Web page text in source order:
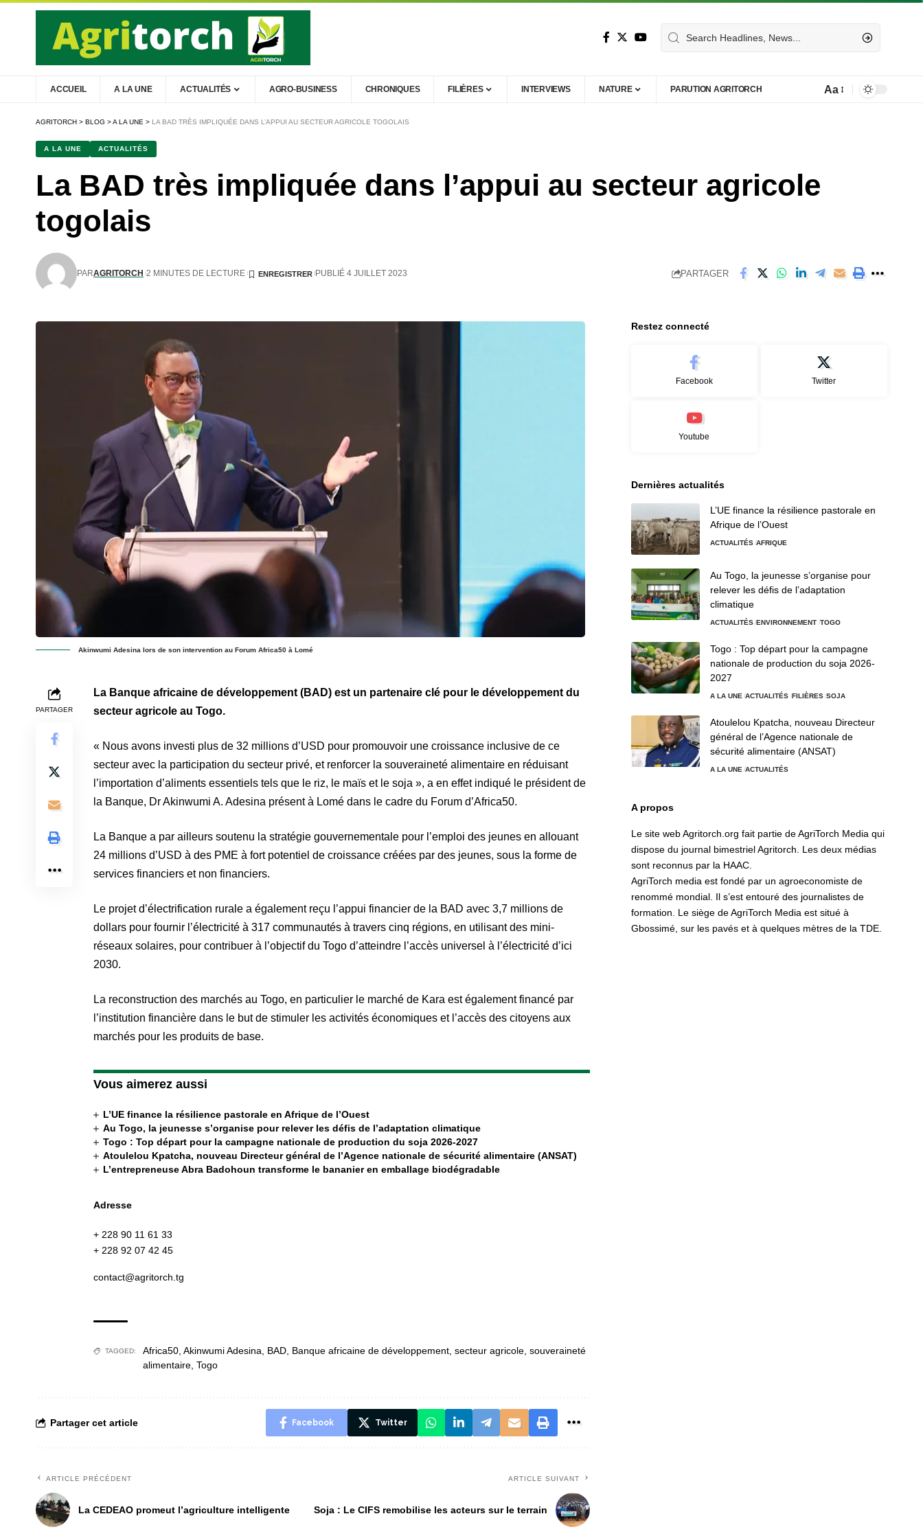
ACCUEIL A LA UNE ACTUALITÉS AGRO-BUSINESS CHRONIQUES FILIÈRES INTERVIEWS NATURE PARUTION AGRITORCH Aa
AGRITORCH > BLOG >A LA UNE > LA BAD TRÈS IMPLIQUÉE DANS L’APPUI AU SECTEUR AGRICOLE TOGOLAIS
A LA UNE ACTUALITÉS
La BAD très impliquée dans l’appui au secteur agricole
togolais
PARAGRITORCH 2 MINUTES DE LECTURE PUBLIÉ 4 JUILLET 2023 PARTAGER
Akinwumi Adesina lors de son intervention au Forum Africa50 à Lomé
PARTAGER
La Banque africaine de développement (BAD) est un partenaire clé pour le développement du
secteur agricole au Togo.
« Nous avons investi plus de 32 millions d’USD pour promouvoir une croissance inclusive de ce
secteur avec la participation du secteur privé, et renforcer la souveraineté alimentaire en réduisant
l’importation d’aliments essentiels tels que le riz, le maïs et le soja », a en effet indiqué le président de
la Banque, Dr Akinwumi A. Adesina présent à Lomé dans le cadre du Forum d’Africa50.
La Banque a par ailleurs soutenu la stratégie gouvernementale pour l’emploi des jeunes en allouant
24 millions d’USD à des PME à fort potentiel de croissance créées par des jeunes, sous la forme de
services financiers et non financiers.
Le projet d’électrification rurale a également reçu l’appui financier de la BAD avec 3,7 millions de
dollars pour fournir l’électricité à 317 communautés à travers cinq régions, en utilisant des mini-
réseaux solaires, pour contribuer à l’objectif du Togo d’atteindre l’accès universel à l’électricité d’ici
2030.
La reconstruction des marchés au Togo, en particulier le marché de Kara est également financé par
l’institution financière dans le but de stimuler les activités économiques et l’accès des citoyens aux
marchés pour les produits de base.
Vous aimerez aussi
L’UE finance la résilience pastorale en Afrique de l’Ouest
Au Togo, la jeunesse s’organise pour relever les défis de l’adaptation climatique
Togo : Top départ pour la campagne nationale de production du soja 2026-2027
Atoulelou Kpatcha, nouveau Directeur général de l’Agence nationale de sécurité alimentaire (ANSAT)
L’entrepreneuse Abra Badohoun transforme le bananier en emballage biodégradable
Adresse
+ 228 90 11 61 33
+ 228 92 07 42 45
contact@agritorch.tg
TAGGED: Africa50 Akinwumi Adesina BAD Banque africaine de développement secteur agricole souveraineté
alimentaire Togo
Partager cet article Facebook Twitter
ARTICLE PRÉCÉDENT
La CEDEAO promeut l’agriculture intelligente
ARTICLE SUIVANT
Soja : Le CIFS remobilise les acteurs sur le terrain
Restez connecté
Facebook Twitter
Youtube
Dernières actualités
L’UE finance la résilience pastorale en
Afrique de l’Ouest
ACTUALITÉS AFRIQUE
Au Togo, la jeunesse s’organise pour
relever les défis de l’adaptation
climatique
ACTUALITÉS ENVIRONNEMENT TOGO
Togo : Top départ pour la campagne
nationale de production du soja 2026-
2027
A LA UNE ACTUALITÉS FILIÈRES SOJA
Atoulelou Kpatcha, nouveau Directeur
général de l’Agence nationale de
sécurité alimentaire (ANSAT)
A LA UNE ACTUALITÉS
A propos
Le site web Agritorch.org fait partie de AgriTorch Media qui
dispose du journal bimestriel Agritorch. Les deux médias
sont reconnus par la HAAC.
AgriTorch media est fondé par un agroeconomiste de
renommé mondial. Il s’est entouré des journalistes de
formation. Le siège de AgriTorch Media est situé à
Gbossimé, sur les pavés et à quelques mètres de la TDE.